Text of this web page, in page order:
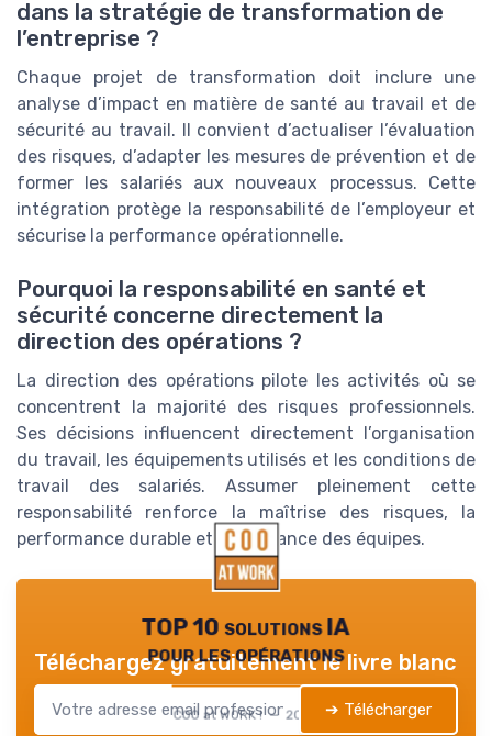
dans la stratégie de transformation de
l’entreprise ?
Chaque projet de transformation doit inclure une
analyse d’impact en matière de santé au travail et de
sécurité au travail. Il convient d’actualiser l’évaluation
des risques, d’adapter les mesures de prévention et de
former les salariés aux nouveaux processus. Cette
intégration protège la responsabilité de l’employeur et
sécurise la performance opérationnelle.
Pourquoi la responsabilité en santé et
sécurité concerne directement la
direction des opérations ?
La direction des opérations pilote les activités où se
concentrent la majorité des risques professionnels.
Ses décisions influencent directement l’organisation
du travail, les équipements utilisés et les conditions de
travail des salariés. Assumer pleinement cette
responsabilité renforce la maîtrise des risques, la
performance durable et la confiance des équipes.
TOP 10 solutions IA
pour les opérations
COO at WORK ! — 2026
Téléchargez gratuitement le livre blanc
➔ Télécharger